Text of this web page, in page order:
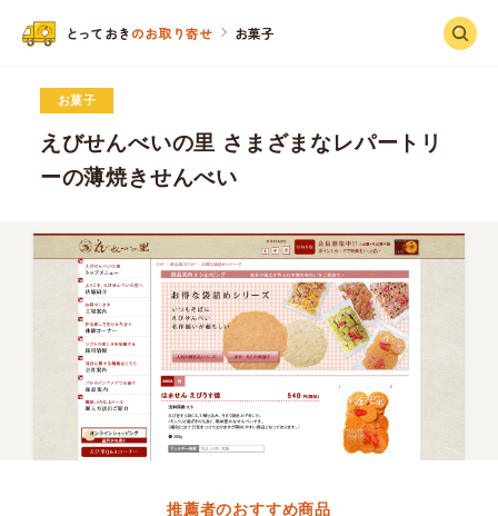
とっておきのお取り寄せ お菓子
お菓子
えびせんべいの里 さまざまなレパートリ
ーの薄焼きせんべい
推薦者のおすすめ商品